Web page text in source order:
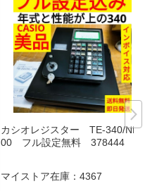
カシオレジスター TE-340/NL3
00 フル設定無料 378444
マイストア在庫： 4367